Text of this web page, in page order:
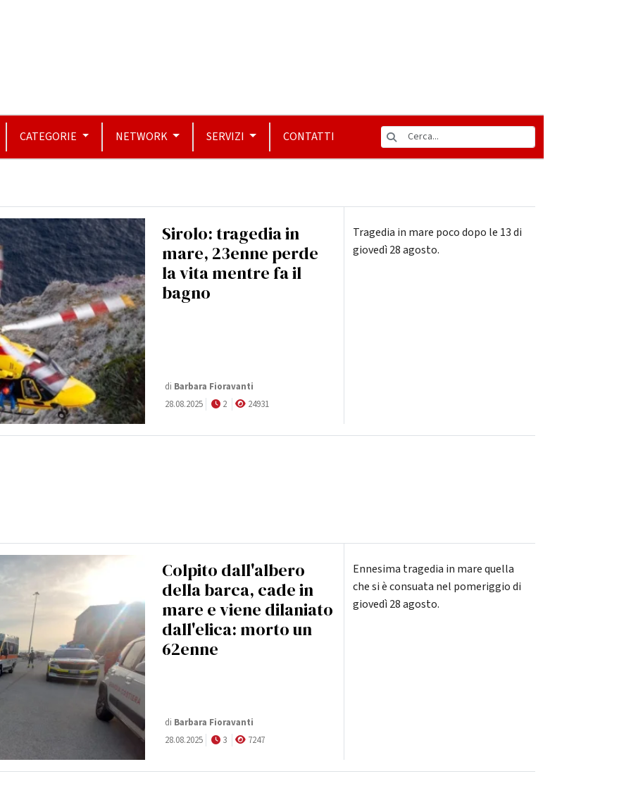
CATEGORIE NETWORK SERVIZI CONTATTI
Sirolo: tragedia in
mare, 23enne perde
la vita mentre fa il
bagno
di Barbara Fioravanti
28.08.2025
2 24931
Tragedia in mare poco dopo le 13 di
giovedì 28 agosto.
Colpito dall'albero
della barca, cade in
mare e viene dilaniato
dall'elica: morto un
62enne
di Barbara Fioravanti
28.08.2025
3 7247
Ennesima tragedia in mare quella
che si è consuata nel pomeriggio di
giovedì 28 agosto.